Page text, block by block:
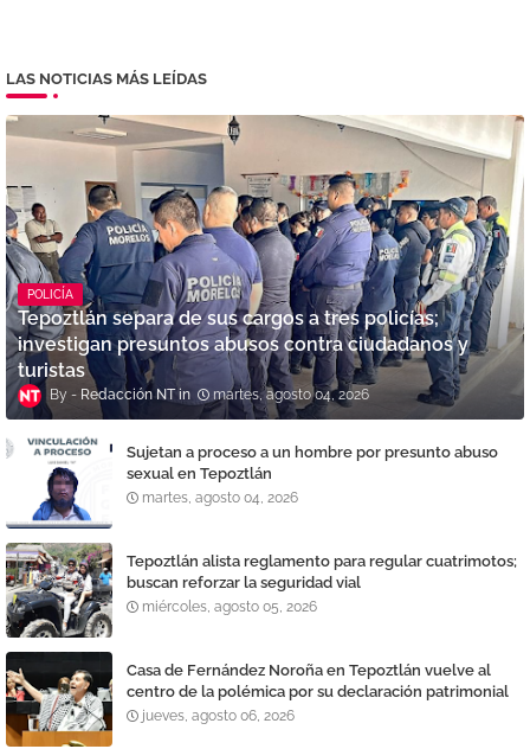
LAS NOTICIAS MÁS LEÍDAS
POLICÍA
Tepoztlán separa de sus cargos a tres policías;
investigan presuntos abusos contra ciudadanos y
turistas
Redacción NT martes, agosto 04, 2026
Sujetan a proceso a un hombre por presunto abuso
sexual en Tepoztlán
martes, agosto 04, 2026
Tepoztlán alista reglamento para regular cuatrimotos;
buscan reforzar la seguridad vial
miércoles, agosto 05, 2026
Casa de Fernández Noroña en Tepoztlán vuelve al
centro de la polémica por su declaración patrimonial
jueves, agosto 06, 2026